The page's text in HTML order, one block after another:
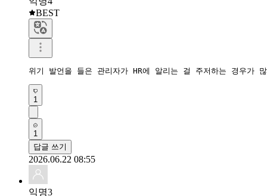
BEST
위기 발언을 들은 관리자가 HR에 알리는 걸 주저하는 경우
1
1
답글 쓰기
2026.06.22 08:55
익명3